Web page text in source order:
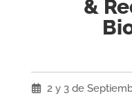
&
2 y 3 de